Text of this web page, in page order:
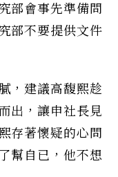
部會事先準備問
部不要提供文件
，建議高馥熙趁
出，讓申社長見
存著懷疑的心問
幫自已，他不想